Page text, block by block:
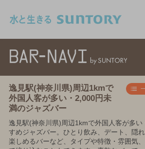
逸見駅(神奈川県)周辺1kmで
外国人客が多い・2,000円未
満のジャズバー
逸見駅(神奈川県)周辺1kmで外国人客が多
すめジャズバー。ひとり飲み、デート、隠
楽しめるバーなど、タイプや特徴・雰囲気